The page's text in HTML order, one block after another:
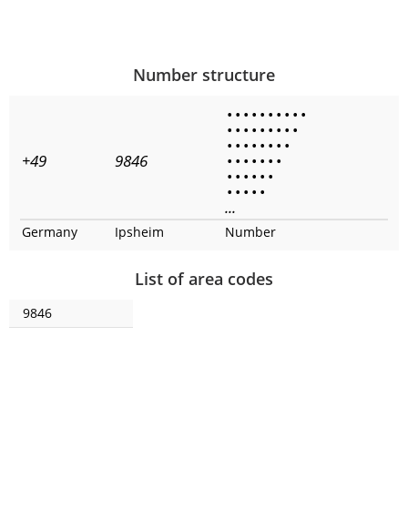
Number structure
+49 9846
• • • • • • • • • •
• • • • • • • • •
• • • • • • • •
• • • • • • •
• • • • • •
• • • • •
...
Germany Ipsheim Number
List of area codes
9846